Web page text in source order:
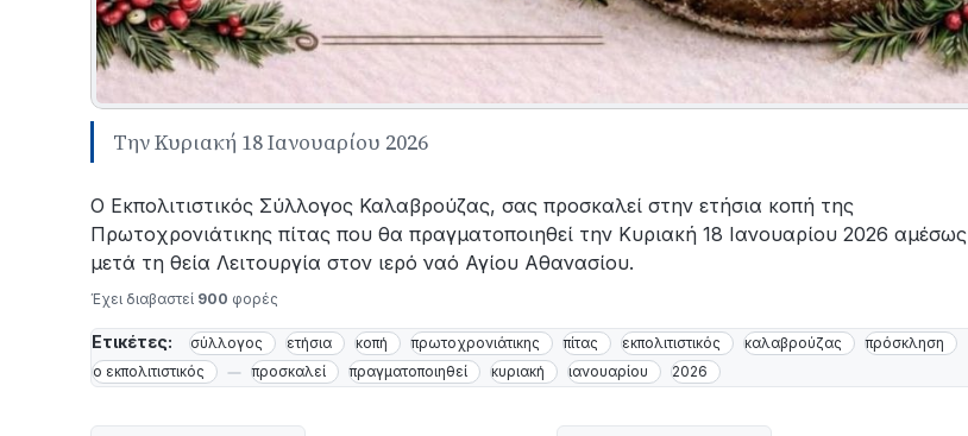
Την Κυριακή 18 Ιανουαρίου 2026
Ο Εκπολιτιστικός Σύλλογος Καλαβρούζας, σας προσκαλεί στην ετήσια κοπή της
Πρωτοχρονιάτικης πίτας που θα πραγματοποιηθεί την Κυριακή 18 Ιανουαρίου 2026 αμέσως
μετά τη θεία Λειτουργία στον ιερό ναό Αγίου Αθανασίου.
Έχει διαβαστεί 900 φορές
Ετικέτες: σύλλογος ετήσια κοπή πρωτοχρονιάτικης πίτας εκπολιτιστικός καλαβρούζας
πρόσκληση
ο εκπολιτιστικός
προσκαλεί πραγματοποιηθεί κυριακή ιανουαρίου 2026